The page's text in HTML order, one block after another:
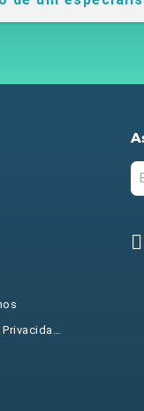
Política de Privacidade